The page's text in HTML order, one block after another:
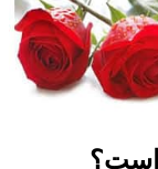
است؟